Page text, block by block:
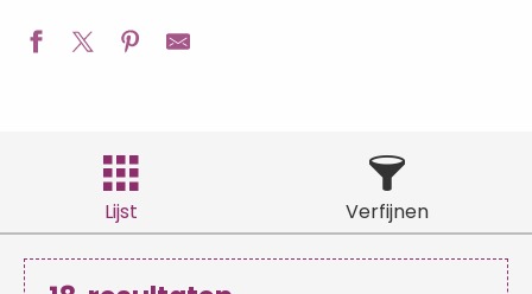
Lijst Verfijnen